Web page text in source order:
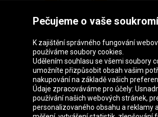
Skupina Oponeo
Belgique Deutschland Éire
Pečujeme o vaše soukromí
K zajištění správného fungování
používáme soubory cookies.
Udělením souhlasu se všemi soubory
umožníte přizpůsobit obsah vašim
nakupování na základě vašich
Údaje zpracováváme pro účely:
používání našich webových stránek,
personalizovaného obsahu a reklamy